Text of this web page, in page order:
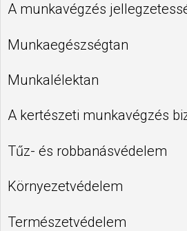
A munkavégzés
Munkaegészségtan
Munkalélektan
A kertészeti munkavégzés
Tűz- és robbanásvédelem
Környezetvédelem
Természetvédelem